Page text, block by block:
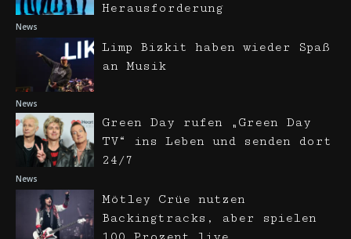
News
Herausforderung
News
Limp Bizkit haben wieder Spaß
an Musik
News
Green Day rufen „Green Day
TV“ ins Leben und senden dort
24/7
Mötley Crüe nutzen
Backingtracks, aber spielen